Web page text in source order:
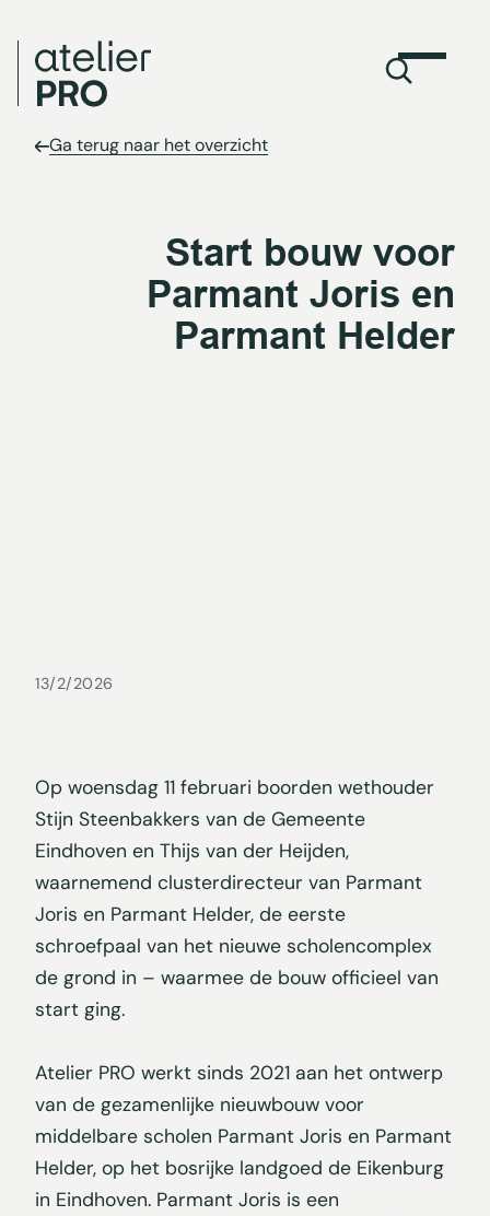
Ga terug naar het overzicht
Start bouw voor
Parmant Joris en
Parmant Helder
13/2/2026
Op woensdag 11 februari boorden wethouder
Stijn Steenbakkers van de Gemeente
Eindhoven en Thijs van der Heijden,
waarnemend clusterdirecteur van Parmant
Joris en Parmant Helder, de eerste
schroefpaal van het nieuwe scholencomplex
de grond in – waarmee de bouw officieel van
start ging.
Atelier PRO werkt sinds 2021 aan het ontwerp
van de gezamenlijke nieuwbouw voor
middelbare scholen Parmant Joris en Parmant
Helder, op het bosrijke landgoed de Eikenburg
in Eindhoven. Parmant Joris is een